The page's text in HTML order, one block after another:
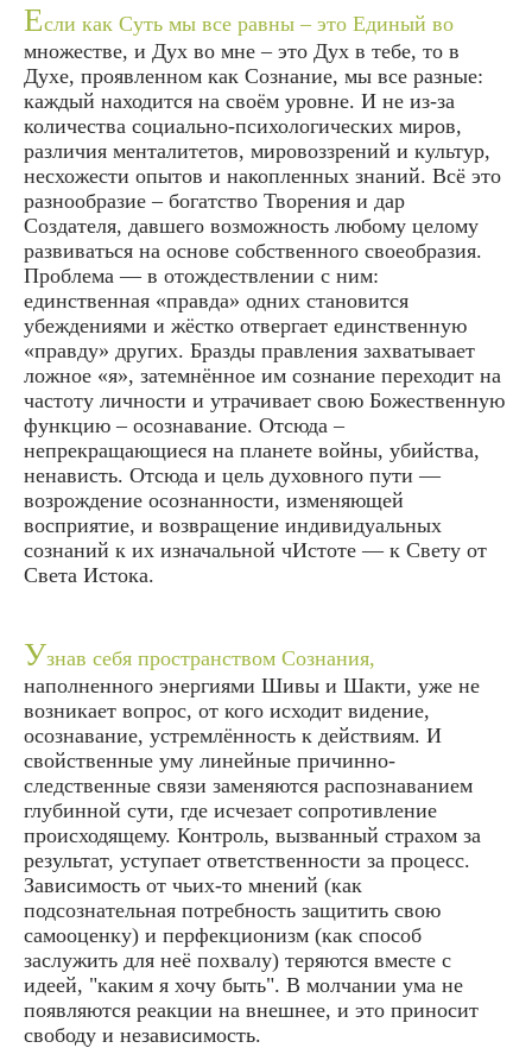
Если как Суть мы все равны – это Единый во
множестве, и Дух во мне – это Дух в тебе, то в
Духе, проявленном как Сознание, мы все разные:
каждый находится на своём уровне. И не из-за
количества социально-психологических миров,
различия менталитетов, мировоззрений и культур,
несхожести опытов и накопленных знаний. Всё это
разнообразие – богатство Творения и дар
Создателя, давшего возможность любому целому
развиваться на основе собственного своеобразия.
Проблема — в отождествлении с ним:
единственная «правда» одних становится
убеждениями и жёстко отвергает единственную
«правду» других. Бразды правления захватывает
ложное «я», затемнённое им сознание переходит на
частоту личности и утрачивает свою Божественную
функцию – осознавание. Отсюда –
непрекращающиеся на планете войны, убийства,
ненависть. Отсюда и цель духовного пути —
возрождение осознанности, изменяющей
восприятие, и возвращение индивидуальных
сознаний к их изначальной чИстоте — к Свету от
Света Истока.
Узнав себя пространством Сознания,
наполненного энергиями Шивы и Шакти, уже не
возникает вопрос, от кого исходит видение,
осознавание, устремлённость к действиям. И
свойственные уму линейные причинно-
следственные связи заменяются распознаванием
глубинной сути, где исчезает сопротивление
происходящему. Контроль, вызванный страхом за
результат, уступает ответственности за процесс.
Зависимость от чьих-то мнений (как
подсознательная потребность защитить свою
самооценку) и перфекционизм (как способ
заслужить для неё похвалу) теряются вместе с
идеей, "каким я хочу быть". В молчании ума не
появляются реакции на внешнее, и это приносит
свободу и независимость.